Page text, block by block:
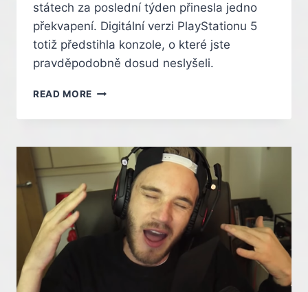
státech za poslední týden přinesla jedno
překvapení. Digitální verzi PlayStationu 5
totiž předstihla konzole, o které jste
pravděpodobně dosud neslyšeli.
READ MORE KONZOLE,
KTERÉ
NIKDY
NESLYŠELI,
PŘEKONALA
V
PRODEJÍCH